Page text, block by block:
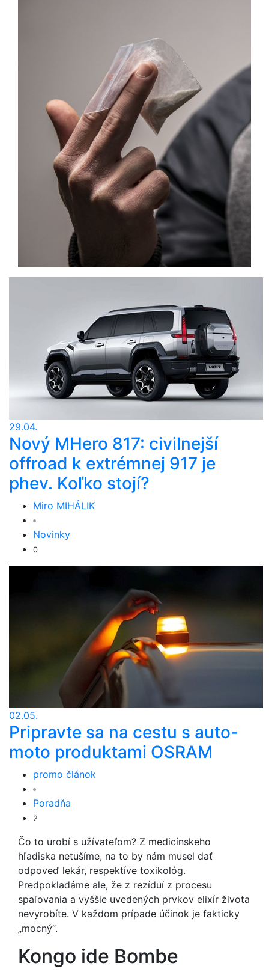
29.04.
Nový MHero 817: civilnejší
offroad k extrémnej 917 je
phev. Koľko stojí?
Miro MIHÁLIK
Novinky
0
02.05.
Pripravte sa na cestu s auto-
moto produktami OSRAM
promo článok
Poradňa
2
Čo to urobí s užívateľom? Z medicínskeho
hľadiska netušíme, na to by nám musel dať
odpoveď lekár, respektíve toxikológ.
Predpokladáme ale, že z rezíduí z procesu
spaľovania a vyššie uvedených prvkov elixír života
nevyrobíte. V každom prípade účinok je fakticky
„mocný“.
Kongo ide Bombe